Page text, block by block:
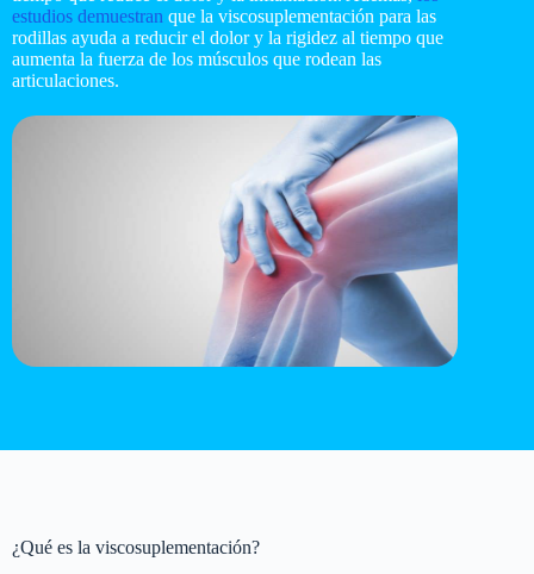
estudios demuestran que la viscosuplementación para las
rodillas ayuda a reducir el dolor y la rigidez al tiempo que
aumenta la fuerza de los músculos que rodean las
articulaciones.
¿Qué es la viscosuplementación?